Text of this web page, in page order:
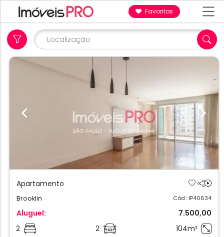
Favoritos
Previous Next
Apartamento
Brooklin Cód.: IP40634
Aluguel:
7.500,00
2
2 104m²